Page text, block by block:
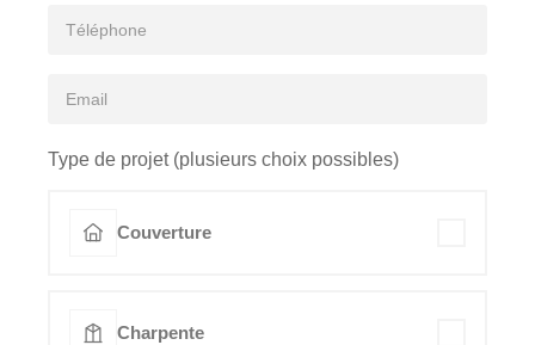
Type de projet (plusieurs choix possibles)
Couverture
Charpente